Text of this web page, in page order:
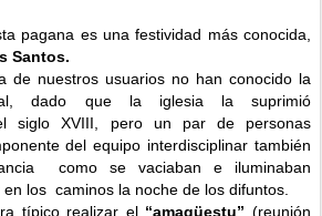
es una festividad más conocida,
Santos.
usuarios no han conocido la
dado que la iglesia la suprimió
siglo XVIII, pero un par de personas
del equipo interdisciplinar también
como se vaciaban e iluminaban
los caminos la noche de los difuntos.
realizar el “amagüestu” (reunión